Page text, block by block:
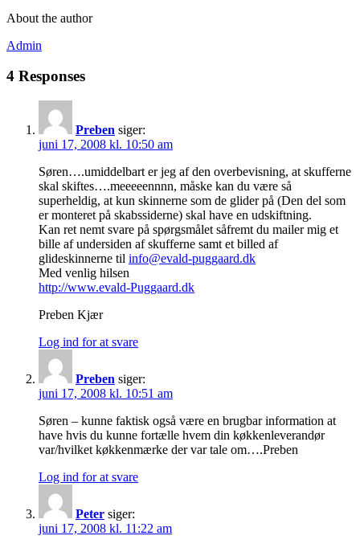
About the author
Admin
4 Responses
Preben siger:
juni 17, 2008 kl. 10:50 am
Søren….umiddelbart er jeg af den overbevisning, at skufferne
skal skiftes….meeeeennnn, måske kan du være så
superheldig, at kun skinnerne som de glider på (Den del som
er monteret på skabssiderne) skal have en udskiftning.
Kan ret nemt svare på spørgsmålet såfremt du mailer mig et
bille af undersiden af skufferne samt et billed af
glideskinnerne til info@evald-puggaard.dk
Med venlig hilsen
http://www.evald-Puggaard.dk
Preben Kjær
Log ind for at svare
Preben siger:
juni 17, 2008 kl. 10:51 am
Søren – kunne faktisk også være en brugbar information at
have hvis du kunne fortælle hvem din køkkenleverandør
var/hvilket køkkenmærke der var tale om….Preben
Log ind for at svare
Peter siger:
juni 17, 2008 kl. 11:22 am